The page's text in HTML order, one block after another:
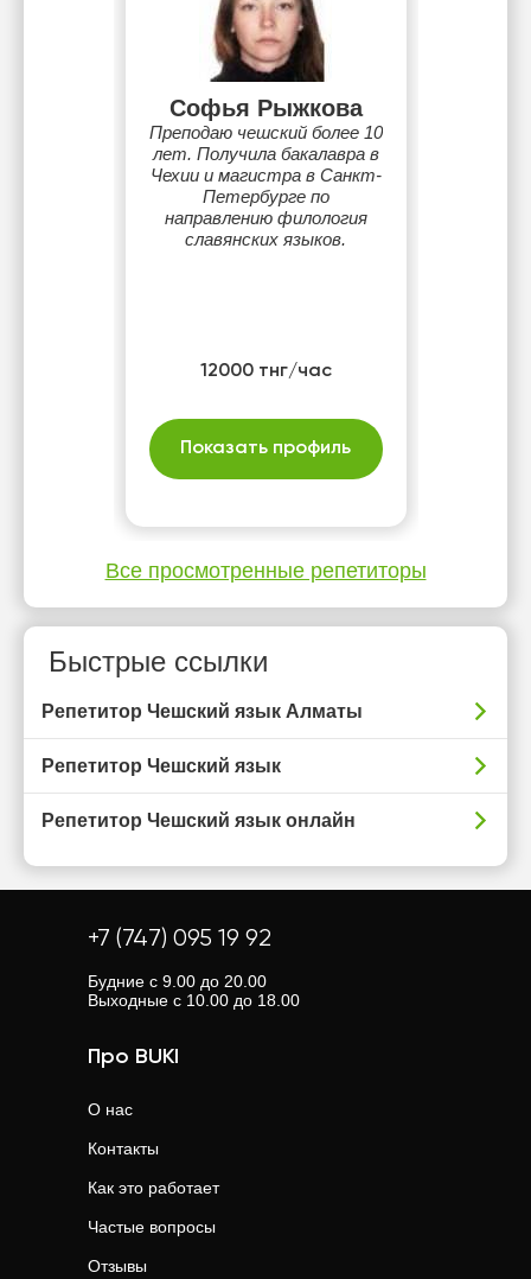
Софья Рыжкова
Преподаю чешский более 10
лет. Получила бакалавра в
Чехии и магистра в Санкт-
Петербурге по
направлению филология
славянских языков.
12000 тнг/час
Показать профиль
Все просмотренные репетиторы
Быстрые ссылки
Репетитор Чешский язык Алматы
Репетитор Чешский язык
Репетитор Чешский язык онлайн
+7 (747) 095 19 92
Будние с 9.00 до 20.00
Выходные с 10.00 до 18.00
Про BUKI
О нас
Контакты
Как это работает
Частые вопросы
Отзывы